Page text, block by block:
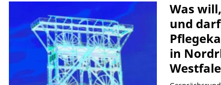
Was
und
in